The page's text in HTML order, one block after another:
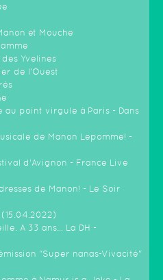
et Mouche
Yvelines
de l'Ouest
au point virgule à Paris - Dans
de Manon Lepomme! -
d'Avignon - France Live
de Manon! - Le Soir
A 33 ans… La DH -
"Super nanas-Vivacité"